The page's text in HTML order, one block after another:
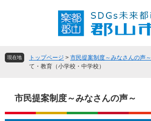
頭
飛
へ
現在地 トップページ > 市民提案制度～みなさんの声～
て・教育（小学校・中学校）
市民提案制度～みなさんの声～